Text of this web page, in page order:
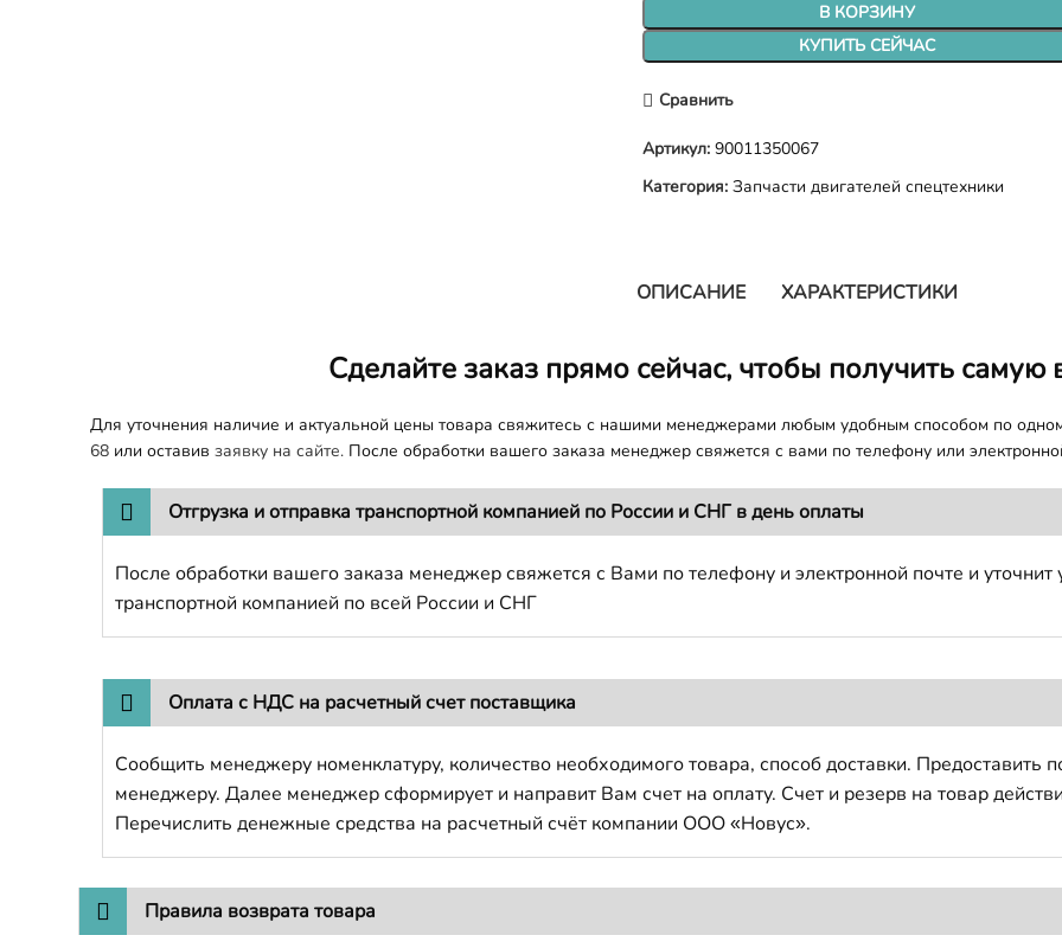
В КОРЗИНУ
КУПИТЬ СЕЙЧАС
Сравнить
Артикул:90011350067
Категория: Запчасти двигателей спецтехники
ОПИСАНИЕ ХАРАКТЕРИСТИКИ
Сделайте заказ прямо сейчас, чтобы получить
Для уточнения наличие и актуальной цены товара свяжитесь с нашими менеджерами любым удобным способом по
68 или оставив заявку на сайте. После обработки вашего заказа менеджер свяжется с вами по телефону или
Отгрузка и отправка транспортной компанией по России и СНГ в день оплаты
После обработки вашего заказа менеджер свяжется с Вами по телефону и электронной почте и уточнит
транспортной компанией по всей России и СНГ
Оплата с НДС на расчетный счет поставщика
Сообщить менеджеру номенклатуру, количество необходимого товара, способ доставки.
менеджеру. Далее менеджер сформирует и направит Вам счет на оплату. Счет и резерв на товар
Перечислить денежные средства на расчетный счёт компании ООО «Новус».
Правила возврата товара